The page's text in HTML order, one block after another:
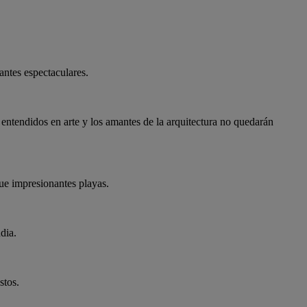
espectaculares.
en arte y los amantes de la arquitectura no quedarán
impresionantes playas.